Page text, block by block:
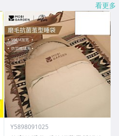
看更多
Y5898091025